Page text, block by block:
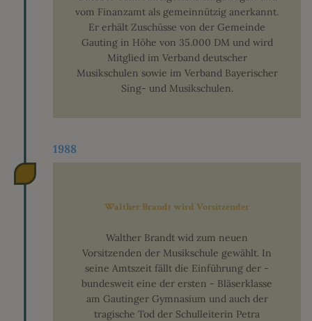
vom Finanzamt als gemeinnützig anerkannt.
Er erhält Zuschüsse von der Gemeinde
Gauting in Höhe von 35.000 DM und wird
Mitglied im Verband deutscher
Musikschulen sowie im Verband Bayerischer
Sing- und Musikschulen.
1988
Walther Brandt wird Vorsitzender
Walther Brandt wid zum neuen
Vorsitzenden der Musikschule gewählt. In
seine Amtszeit fällt die Einführung der -
bundesweit eine der ersten - Bläserklasse
am Gautinger Gymnasium und auch der
tragische Tod der Schulleiterin Petra